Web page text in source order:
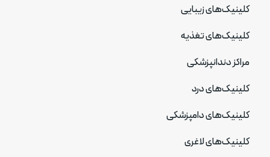
کلینیک‌های زیبایی
کلینیک‌های تغذیه
مراکز دندانپزشکی
کلینیک‌های درد
کلینیک‌های دامپزشکی
کلینیک‌های لاغری